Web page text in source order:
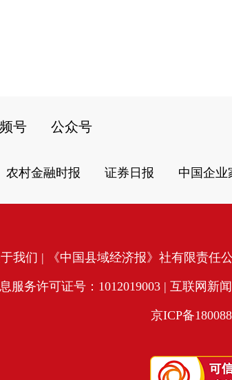
号 公众号
农村金融时报 证券日报 中国企业
我们 | 《中国县域经济报》社有限责任
服务许可证号：1012019003 | 互联网新
京ICP备